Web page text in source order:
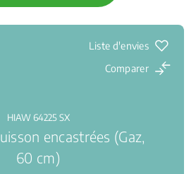
Liste d'envies
Comparer
HIAW 64225 SX
encastrées (Gaz,
60 cm)